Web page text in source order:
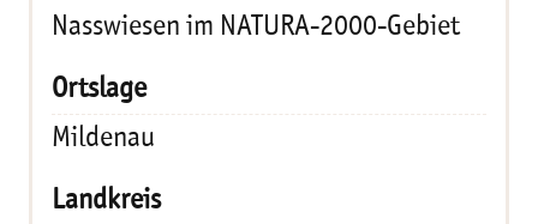
Nasswiesen im NATURA-2000-Gebiet
Mildenau